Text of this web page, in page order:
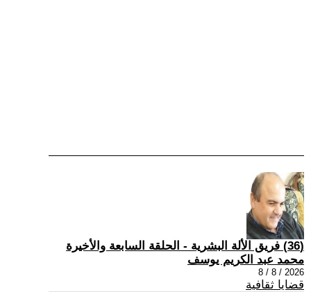
(36) فريق الألة البشرية - الحلقة السابعة والأخيرة
محمد عبد الكريم يوسف
2026 / 8 / 8
قضايا ثقافية